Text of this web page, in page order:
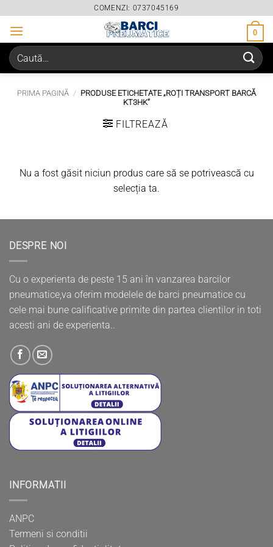
content
COMENZI: 0737045169
0
Caută
după:
PRIMA PAGINĂ / PRODUSE ETICHETATE „ROȚI TRANSPORT BARCĂ
KT3HK”
FILTREAZĂ
Nu a fost găsit niciun produs care să se potrivească cu
selecția ta.
DESPRE NOI
Cu o experienta de peste 15 ani în vanzarea barcilor
pneumatice,va oferim modelele de barci pneumatice cu
cele mai bune calificative primite din partea clientilor in toti
acesti ani de experienta..
INFORMATII
ANPC
Termeni si conditii